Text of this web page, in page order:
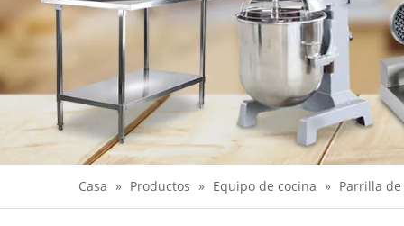
Casa » Productos » Equipo de cocina » Parrilla